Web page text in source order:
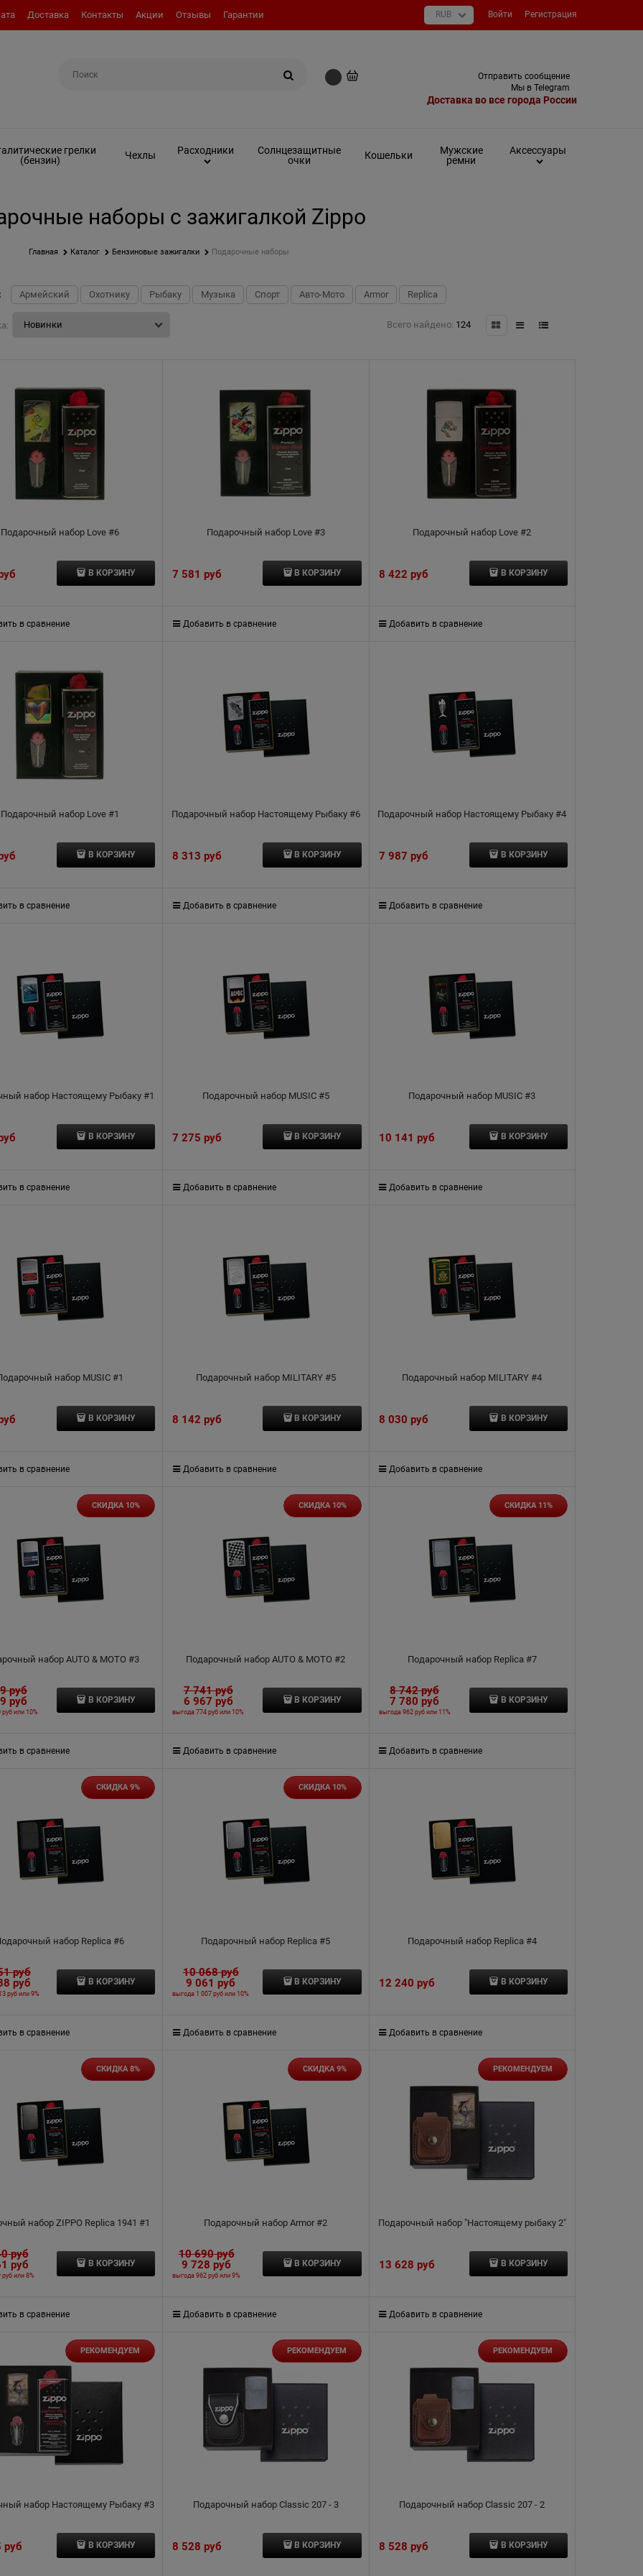
Доставка Контакты Акции Отзывы Гарантии Войти Регистрация
Отправить сообщение
Мы в Telegram
Доставка во все города России
грелки
(бензин)
Чехлы Расходники
Солнцезащитные
очки
Кошельки
Мужские
ремни
Аксессуары
наборы с зажигалкой Zippo
Главная Каталог Бензиновые зажигалки Подарочные наборы
Армейский Охотнику Рыбаку Музыка Спорт Авто-Мото Armor Replica
Всего найдено: 124
Подарочный набор Love #6
В КОРЗИНУ
в сравнение
Подарочный набор Love #3
7 581 руб В КОРЗИНУ
Добавить в сравнение
Подарочный набор Love #2
8 422 руб В КОРЗИНУ
Добавить в сравнение
Подарочный набор Love #1
В КОРЗИНУ
в сравнение
Подарочный набор Настоящему Рыбаку #6
8 313 руб В КОРЗИНУ
Добавить в сравнение
Подарочный набор Настоящему Рыбаку #4
7 987 руб В КОРЗИНУ
Добавить в сравнение
набор Настоящему Рыбаку #1
В КОРЗИНУ
в сравнение
Подарочный набор MUSIC #5
7 275 руб В КОРЗИНУ
Добавить в сравнение
Подарочный набор MUSIC #3
10 141 руб В КОРЗИНУ
Добавить в сравнение
набор MUSIC #1
В КОРЗИНУ
в сравнение
Подарочный набор MILITARY #5
8 142 руб В КОРЗИНУ
Добавить в сравнение
Подарочный набор MILITARY #4
8 030 руб В КОРЗИНУ
Добавить в сравнение
набор AUTO & MOTO #3
СКИДКА 10%
руб
руб
рубили10%
В КОРЗИНУ
в сравнение
Подарочный набор AUTO & MOTO #2
СКИДКА 10%
7 741 руб
6 967 руб
выгода774 рубили10%
В КОРЗИНУ
Добавить в сравнение
Подарочный набор Replica #7
СКИДКА 11%
8 742 руб
7 780 руб
выгода962 рубили11%
В КОРЗИНУ
Добавить в сравнение
набор Replica #6
СКИДКА 9%
руб
руб
рубили9%
В КОРЗИНУ
в сравнение
Подарочный набор Replica #5
СКИДКА 10%
10 068 руб
9 061 руб
выгода1 007 рубили10%
В КОРЗИНУ
Добавить в сравнение
Подарочный набор Replica #4
12 240 руб В КОРЗИНУ
Добавить в сравнение
набор ZIPPO Replica 1941 #1
СКИДКА 8%
руб
руб
рубили8%
В КОРЗИНУ
в сравнение
Подарочный набор Armor #2
СКИДКА 9%
10 690 руб
9 728 руб
выгода962 рубили9%
В КОРЗИНУ
Добавить в сравнение
Подарочный набор "Настоящему рыбаку 2"
РЕКОМЕНДУЕМ
13 628 руб В КОРЗИНУ
Добавить в сравнение
набор Настоящему Рыбаку #3
РЕКОМЕНДУЕМ
руб В КОРЗИНУ
Подарочный набор Classic 207 - 3
РЕКОМЕНДУЕМ
8 528 руб В КОРЗИНУ
Подарочный набор Classic 207 - 2
РЕКОМЕНДУЕМ
8 528 руб В КОРЗИНУ